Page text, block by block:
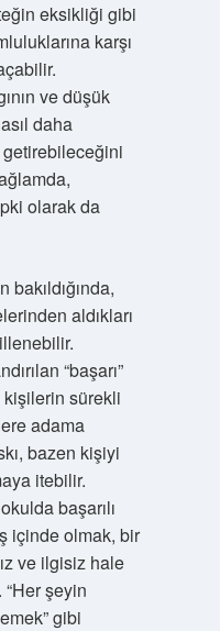
eksikliği gibi
karşı
ve düşük
daha
olarak da
aldıkları
“başarı”
kişilerin sürekli
adama
bazen kişiyi
itebilir.
başarılı
içinde olmak, bir
ve ilgisiz hale
şeyin
gibi